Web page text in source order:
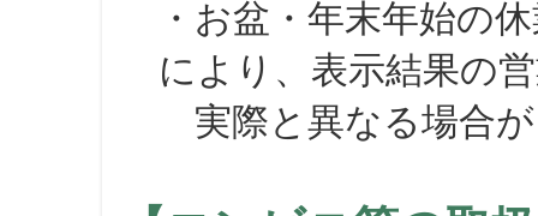
・お盆・年末年始の
により、表示結果の
実際と異なる場合が